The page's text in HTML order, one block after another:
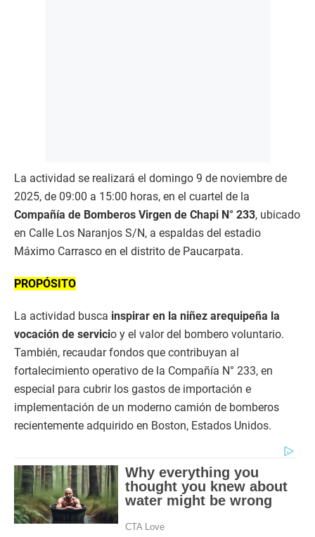
La actividad se realizará el domingo 9 de noviembre de
2025, de 09:00 a 15:00 horas, en el cuartel de la
Compañía de Bomberos Virgen de Chapi N° 233, ubicado
en Calle Los Naranjos S/N, a espaldas del estadio
Máximo Carrasco en el distrito de Paucarpata.
PROPÓSITO
La actividad busca inspirar en la niñez arequipeña la
vocación de servicio y el valor del bombero voluntario.
También, recaudar fondos que contribuyan al
fortalecimiento operativo de la Compañía N° 233, en
especial para cubrir los gastos de importación e
implementación de un moderno camión de bomberos
recientemente adquirido en Boston, Estados Unidos.